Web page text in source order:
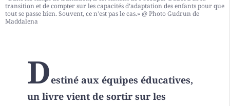
transition et de compter sur les capacités d’adaptation des enfants pour que
tout se passe bien. Souvent, ce n’est pas le cas.» @ Photo Gudrun de
Maddalena
Destiné aux équipes éducatives,
un livre vient de sortir sur les